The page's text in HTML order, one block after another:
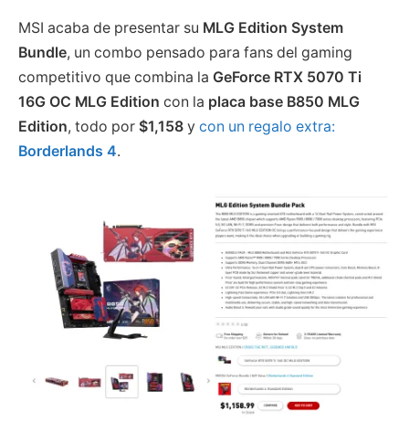
MSI acaba de presentar su MLG Edition System
Bundle, un combo pensado para fans del gaming
competitivo que combina la GeForce RTX 5070 Ti
16G OC MLG Edition con la placa base B850 MLG
Edition, todo por $1,158 y con un regalo extra:
Borderlands 4.